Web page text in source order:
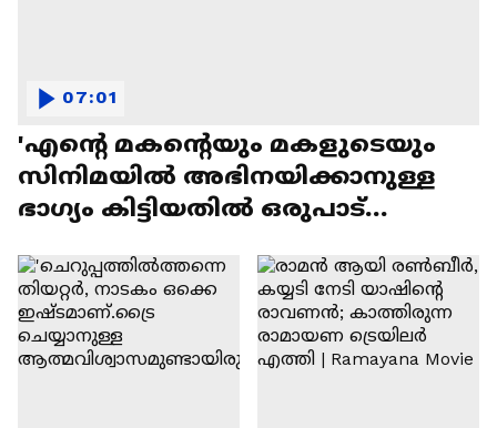
'എന്റെ മകന്റെയും മകളുടെയും
സിനിമയിൽ അഭിനയിക്കാനുള്ള
ഭാഗ്യം കിട്ടിയതിൽ ഒരുപാട്
07:01